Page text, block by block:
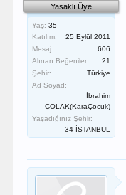
Yasaklı Üye
Yaş: 35
Katılım:
25 Eylül 2011
Mesaj:
606
Alınan Beğeniler:
21
Şehir:
Türkiye
Ad Soyad:
İbrahim
ÇOLAK(KaraÇocuk)
Yaşadığınız Şehir:
34-İSTANBUL